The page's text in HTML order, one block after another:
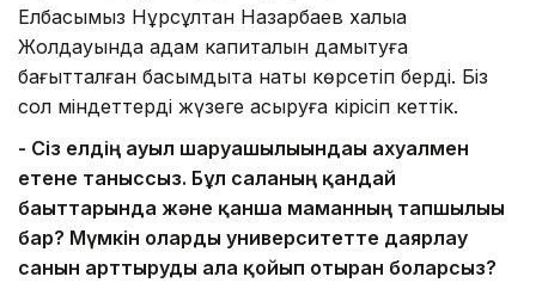
Елбасымыз Нұрсұлтан Назарбаев халыққа
Жолдауында адам капиталын дамытуға
бағытталған басымдықта нақты көрсетіп берді. Біз
сол міндеттерді жүзеге асыруға кірісіп кеттік.
- Сіз елдің ауыл шаруашылығындағы ахуалмен
етене таныссыз. Бұл саланың қандай
бағыттарында және қанша маманның тапшылығы
бар? Мүмкін оларды университетте даярлау
санын арттыруды алға қойып отырған боларсыз?